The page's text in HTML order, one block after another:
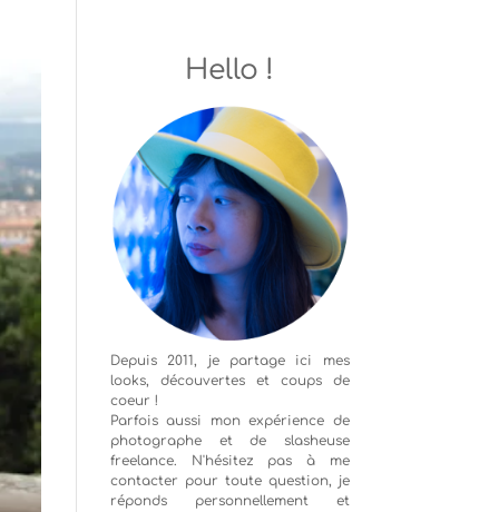
Hello !
Depuis 2011, je partage ici mes
looks, découvertes et coups de
coeur !
Parfois aussi mon expérience de
photographeet de slasheuse
freelance. N'hésitez pas à me
contacter pour toute question, je
réponds personnellement et